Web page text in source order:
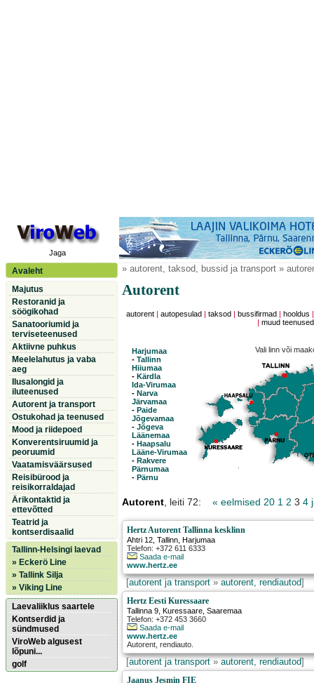
Jaga
Avaleht
Majutus
Restoranid ja
söögikohad
Sanatooriumid ja
terviseteenused
Aktiivne puhkus
Meelelahutus ja vaba
aeg
Ilusalongid ja
iluteenused
Autorent ja transport
Ostukohad ja teenused
Mood ja riidepoed
Konverentsiruumid ja
peoruumid
Vaatamisväärsused
Reisibürood ja
reisikorraldajad
Ärikontaktid ja
ettevõtted
Teatrid ja
kontserdisaalid
Tallinn-Helsingi laevad
» Eckerö Line
» Tallink Silja
» Viking Line
Laevaliiklus saartele
Kontserdid ja
sündmused
ViroWeb algusest
lõpuni...
golf
» autorent, taksod, bussid ja transport »
Autorent
autorent| autopesulad taksod bussifirmad hooldus
|muud teenused
Harjumaa
- Tallinn
Hiiumaa
- Kärdla
Ida-Virumaa
- Narva
Järvamaa
- Paide
Jõgevamaa
- Jõgeva
Läänemaa
- Haapsalu
Lääne-Virumaa
- Rakvere
Pärnumaa
- Pärnu
Vali linn või
Autorent, leiti 72: « eelmised 20 1 2 3 4
Hertz Autorent Tallinna kesklinn
Ahtri 12 ,Tallinn , Harjumaa
Telefon: +372 611 6333
Saada e-mail
www.hertz.ee
[autorent ja transport»autorent, rendiautod]
Hertz Eesti Kuressaare
Tallinna 9 Kuressaare , Saaremaa
Telefon: +372 453 3660
Saada e-mail
www.hertz.ee
Autorent, rendiauto.
[autorent ja transport»autorent, rendiautod]
Jaanus Jesmin FIE